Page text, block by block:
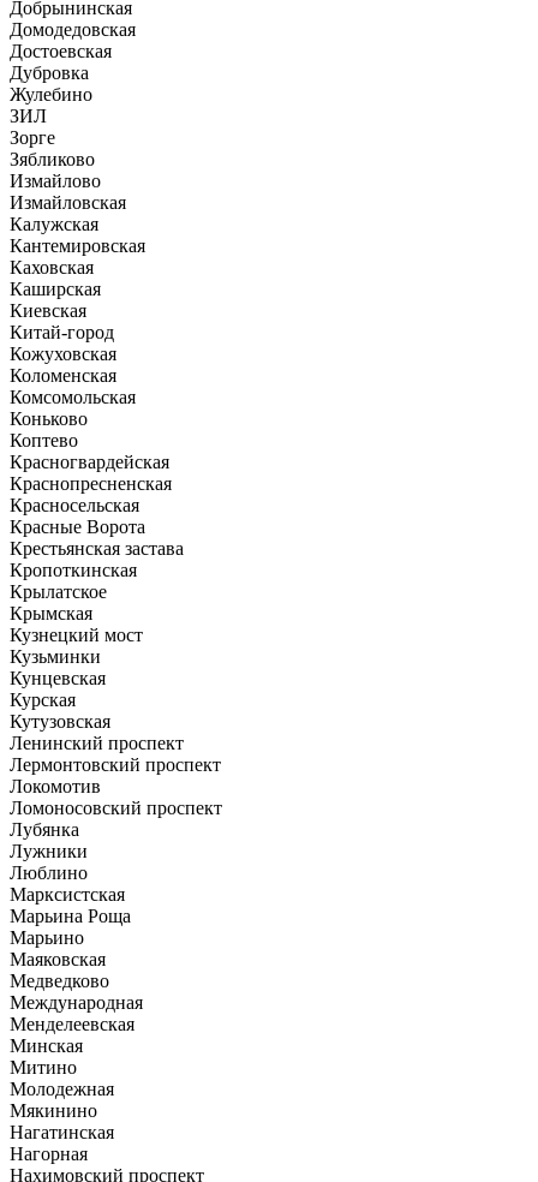
Добрынинская
Домодедовская
Достоевская
Дубровка
Жулебино
ЗИЛ
Зорге
Зябликово
Измайлово
Измайловская
Калужская
Кантемировская
Каховская
Каширская
Киевская
Китай-город
Кожуховская
Коломенская
Комсомольская
Коньково
Коптево
Красногвардейская
Краснопресненская
Красносельская
Красные Ворота
Крестьянская застава
Кропоткинская
Крылатское
Крымская
Кузнецкий мост
Кузьминки
Кунцевская
Курская
Кутузовская
Ленинский проспект
Лермонтовский проспект
Локомотив
Ломоносовский проспект
Лубянка
Лужники
Люблино
Марксистская
Марьина Роща
Марьино
Маяковская
Медведково
Международная
Менделеевская
Минская
Митино
Молодежная
Мякинино
Нагатинская
Нагорная
Нахимовский проспект